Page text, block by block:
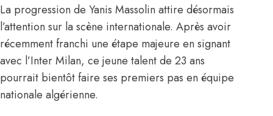
La progression de Yanis Massolin attire désormais
l’attention sur la scène internationale. Après avoir
récemment franchi une étape majeure en signant
avec l’Inter Milan, ce jeune talent de 23 ans
pourrait bientôt faire ses premiers pas en équipe
nationale algérienne.